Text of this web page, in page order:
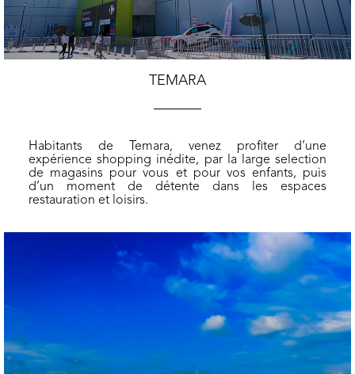
TEMARA
Habitants de Temara, venez profiter d’une
expérience shopping inédite, par la large selection
de magasins pour vous et pour vos enfants, puis
d’un moment de détente dans les espaces
restauration et loisirs.